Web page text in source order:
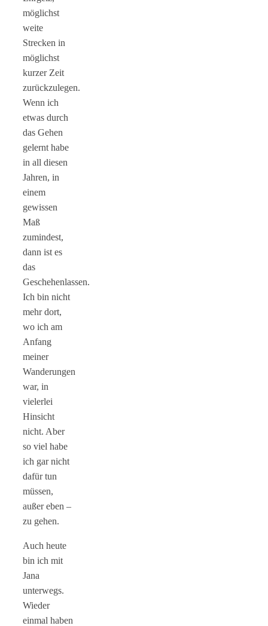
möglichst
weite
Strecken in
möglichst
kurzer Zeit
zurückzulegen.
Wenn ich
etwas durch
das Gehen
gelernt habe
in all diesen
Jahren, in
einem
gewissen
Maß
zumindest,
dann ist es
das
Geschehenlassen.
Ich bin nicht
mehr dort,
wo ich am
Anfang
meiner
Wanderungen
war, in
vielerlei
Hinsicht
nicht. Aber
so viel habe
ich gar nicht
dafür tun
müssen,
außer eben –
zu gehen.
Auch heute
bin ich mit
Jana
unterwegs.
Wieder
einmal haben